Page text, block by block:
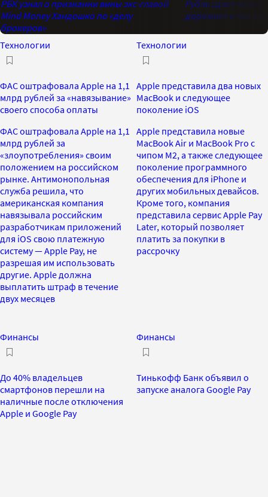
РБК узнал о признании вины экс-главой
Mind Money Хандошко по «делу
брокеров»
Рубль сдает
дорожает и что
Технологии
ФАС оштрафовала Apple на 1,1
млрд рублей за «навязывание»
своего способа оплаты
ФАС оштрафовала Apple на 1,1
млрд рублей за
«злоупотребления» своим
положением на российском
рынке. Антимонопольная
служба решила, что
американская компания
навязывала российским
разработчикам приложений
для iOS свою платежную
систему — Apple Pay, не
разрешая им использовать
другие. Apple должна
выплатить штраф в течение
двух месяцев
Технологии
Apple представила два новых
MacBook и следующее
поколение iOS
Apple представила новые
MacBook Air и MacBook Pro с
чипом M2, а также следующее
поколение программного
обеспечения для iPhone и
других мобильных девайсов.
Кроме того, компания
представила сервис Apple Pay
Later, который позволяет
платить за покупки в
рассрочку
Финансы
До 40% владельцев
смартфонов перешли на
наличные после отключения
Apple и Google Pay
Финансы
Тинькофф Банк объявил о
запуске аналога Google Pay